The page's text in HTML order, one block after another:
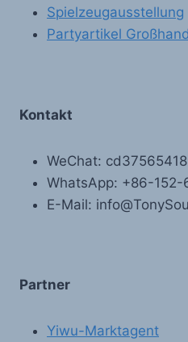
Spielzeugausstellung
Partyartikel
Kontakt
WeChat:
WhatsApp: +86-
E-Mail:
Partner
Yiwu-Marktagent